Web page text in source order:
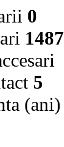
0
1487
5
(ani)